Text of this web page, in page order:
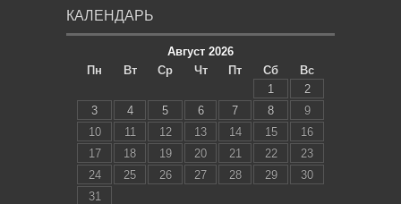
КАЛЕНДАРЬ
Август 2026
Пн
Вт Ср Чт Пт Сб
Вс
1
2
3
4 5 6 7 8
9
10
11 12 13 14 15
16
17
18 19 20 21 22
23
24
25 26 27 28 29
30
31